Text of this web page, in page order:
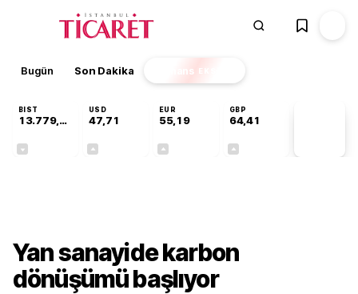
Bugün Son Dakika Finans EKSTRA
BIST
13.779,39
USD
47,71
EUR
55,19
GBP
64,41
Yan sanayide karbon
dönüşümü başlıyor